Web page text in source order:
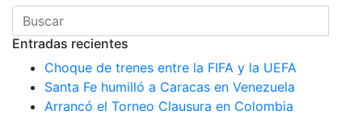
Entradas recientes
Choque de trenes entre la FIFA y la UEFA
Santa Fe humilló a Caracas en Venezuela
Arrancó el Torneo Clausura en Colombia